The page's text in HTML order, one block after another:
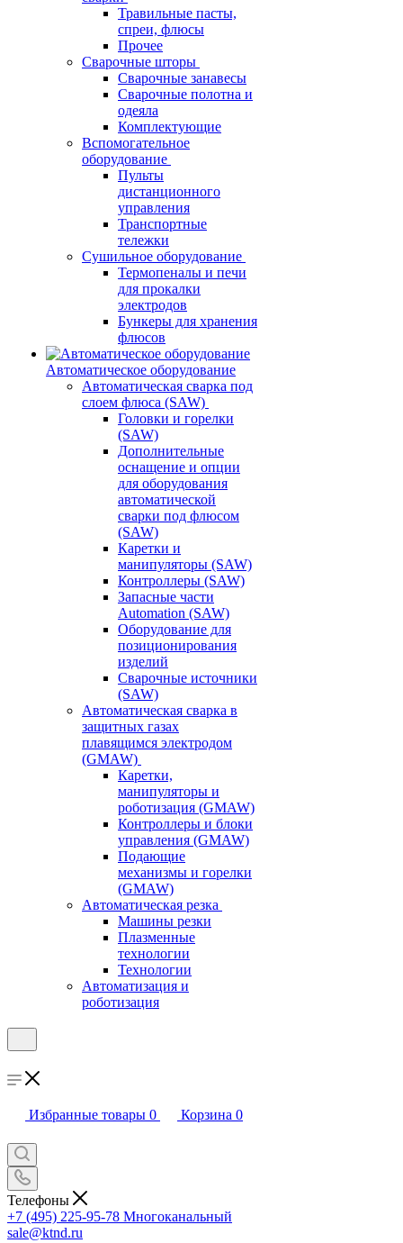
Травильные пасты,
спреи, флюсы
Прочее
Сварочные шторы
Сварочные занавесы
Сварочные полотна и
одеяла
Комплектующие
Вспомогательное
оборудование
Пульты
дистанционного
управления
Транспортные
тележки
Сушильное оборудование
Термопеналы и печи
для прокалки
электродов
Бункеры для хранения
флюсов
Автоматическое оборудование
Автоматическая сварка под
слоем флюса (SAW)
Головки и горелки
(SAW)
Дополнительные
оснащение и опции
для оборудования
автоматической
сварки под флюсом
(SAW)
Каретки и
манипуляторы (SAW)
Контроллеры (SAW)
Запасные части
Automation (SAW)
Оборудование для
позиционирования
изделий
Сварочные источники
(SAW)
Автоматическая сварка в
защитных газах
плавящимся электродом
(GMAW)
Каретки,
манипуляторы и
роботизация (GMAW)
Контроллеры и блоки
управления (GMAW)
Подающие
механизмы и горелки
(GMAW)
Автоматическая резка
Машины резки
Плазменные
технологии
Технологии
Автоматизация и
роботизация
Избранные товары 0 Корзина 0
Телефоны
+7 (495) 225-95-78 Многоканальный
sale@ktnd.ru